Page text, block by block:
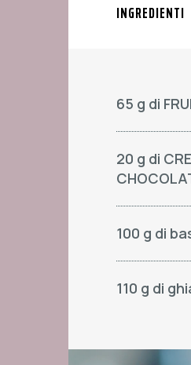
INGREDIENTI
65 g di
20 g di
100 g di
110 g di